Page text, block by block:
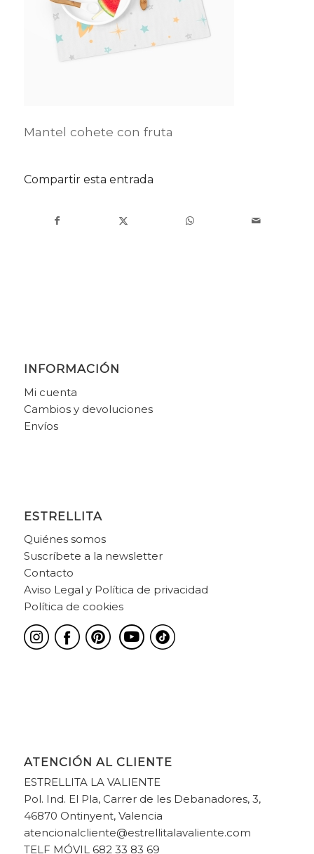
Mantel cohete con fruta
Compartir esta entrada
INFORMACIÓN
Mi cuenta
Cambios y devoluciones
Envíos
ESTRELLITA
Quiénes somos
Suscríbete a la newsletter
Contacto
Aviso Legal y Política de privacidad
Política de cookies
ATENCIÓN AL CLIENTE
ESTRELLITA LA VALIENTE
Pol. Ind. El Pla, Carrer de les Debanadores, 3,
46870 Ontinyent, Valencia
atencionalcliente@estrellitalavaliente.com
TELF MÓVIL 682 33 83 69